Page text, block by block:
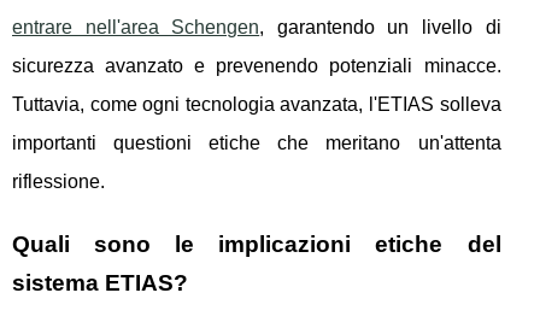
entrare nell'area Schengen, garantendo un livello di
sicurezza avanzato e prevenendo potenziali minacce.
Tuttavia, come ogni tecnologia avanzata, l'ETIAS solleva
importanti questioni etiche che meritano un'attenta
riflessione.
Quali sono le implicazioni etiche del
sistema ETIAS?